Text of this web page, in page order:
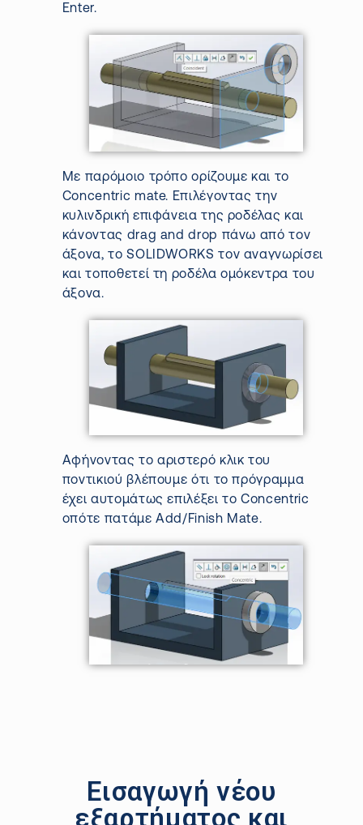
Enter.
Με παρόμοιο τρόπο ορίζουμε και το
Concentric mate. Επιλέγοντας την
κυλινδρική επιφάνεια της ροδέλας και
κάνοντας drag and drop πάνω από τον
άξονα, τοSOLIDWORKS τον αναγνωρίσει
και τοποθετεί τη ροδέλα ομόκεντρα του
άξονα.
Αφήνοντας το αριστερό κλικ του
ποντικιού βλέπουμε ότι το πρόγραμμα
έχει αυτομάτως επιλέξει τοConcentric
οπότε πατάμεAdd/Finish Mate.
Εισαγωγή νέου
εξαρτήματος και